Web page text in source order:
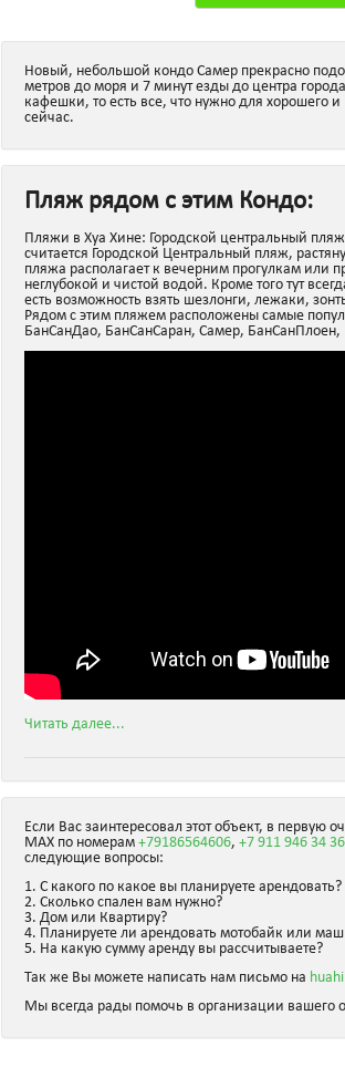
Новый, небольшой кондо Самер прекрасно
метров до моря и 7 минут езды до центра
кафешки, то есть все, что нужно для хорошего
сейчас.
Пляж рядом с этим Кондо:
Пляжи в Хуа Хине: Городской центральный
считается Городской Центральный пляж,
пляжа располагает к вечерним прогулкам или
неглубокой и чистой водой. Кроме того тут
есть возможность взять шезлонги, лежаки,
Рядом с этим пляжем расположены самые
БанСанДао, БанСанСаран, Самер,
Читать далее...
Если Вас заинтересовал этот объект, в первую
MAX по номерам +79186564606, +7 911 946 34 36
следующие вопросы:
1. С какого по какое вы планируете арендовать?
2. Сколько спален вам нужно?
3. Дом или Квартиру?
4. Планируете ли арендовать мотобайк или
5. На какую сумму аренду вы рассчитываете?
Так же Вы можете написать нам письмо на
Мы всегда рады помочь в организации вашего